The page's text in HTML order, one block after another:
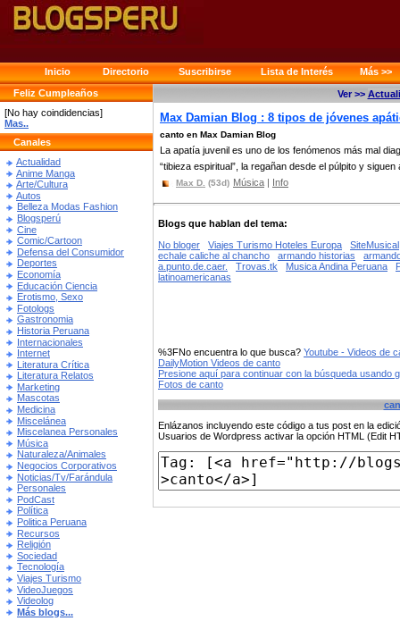
Inicio Directorio Suscribirse Lista de Interés
Más >>
Feliz Cumpleaños
[No hay coindidencias]
Mas..
Canales
Actualidad
Anime Manga
Arte/Cultura
Autos
Belleza Modas Fashion
Blogsperú
Cine
Comic/Cartoon
Defensa del Consumidor
Deportes
Economía
Educación Ciencia
Erotismo, Sexo
Fotologs
Gastronomia
Historia Peruana
Internacionales
Internet
Literatura Crítica
Literatura Relatos
Marketing
Mascotas
Medicina
Miscelánea
Miscelanea Personales
Música
Naturaleza/Animales
Negocios Corporativos
Noticias/Tv/Farándula
Personales
PodCast
Política
Politica Peruana
Recursos
Religión
Sociedad
Tecnología
Viajes Turismo
VideoJuegos
Videolog
Más blogs...
Ver >>
Max Damian Blog : 8 tipos de jóvenes
canto en Max Damian Blog
La apatía juvenil es uno de los fenómenos más mal
“tibieza espiritual”, la regañan desde el púlpito y siguen
Max D. (53d) Música | Info
Blogs que hablan del tema:
No bloger
Viajes Turismo Hoteles Europa
SiteMusical
echale caliche al chancho
armando historias
a.punto.de.caer.
Trovas.tk Musica Andina Peruana
latinoamericanas
%3FNo encuentra lo que busca? Youtube - Videos de
DailyMotion Videos de canto
Presione aquí para continuar con la búsqueda usando
Fotos de canto
Enlázanos incluyendo este código a tus post en la
Usuarios de Wordpress activar la opción HTML (Edit